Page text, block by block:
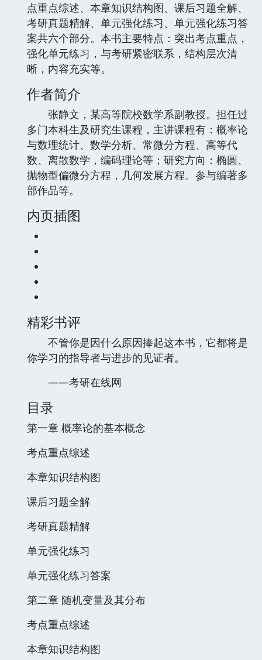
点重点综述、本章知识结构图、课后习题全解、
考研真题精解、单元强化练习、单元强化练习答
案共六个部分。本书主要特点：突出考点重点，
强化单元练习，与考研紧密联系，结构层次清
晰，内容充实等。
作者简介
张静文，某高等院校数学系副教授。担任过
多门本科生及研究生课程，主讲课程有：概率论
与数理统计、数学分析、常微分方程、高等代
数、离散数学，编码理论等；研究方向：椭圆、
抛物型偏微分方程，几何发展方程。参与编著多
部作品等。
内页插图
精彩书评
不管你是因什么原因捧起这本书，它都将是
你学习的指导者与进步的见证者。
——考研在线网
目录
第一章 概率论的基本概念
考点重点综述
本章知识结构图
课后习题全解
考研真题精解
单元强化练习
单元强化练习答案
第二章 随机变量及其分布
考点重点综述
本章知识结构图